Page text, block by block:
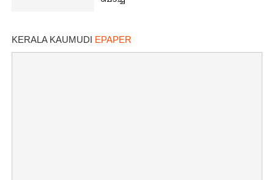
KERALA KAUMUDI EPAPER